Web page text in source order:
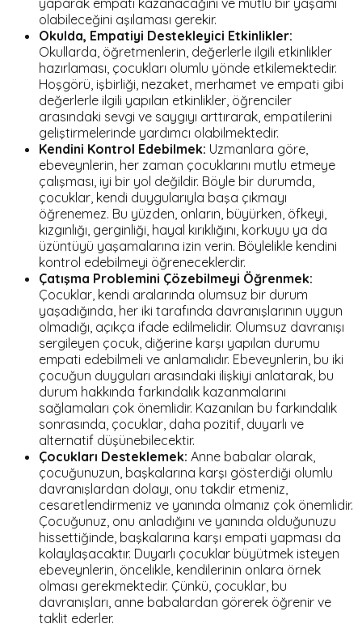
yaparak empati kazanacağını ve mutlu bir yaşamı
olabileceğini aşılaması gerekir.
Okulda, Empatiyi Destekleyici Etkinlikler:
Okullarda, öğretmenlerin, değerlerle ilgili etkinlikler
hazırlaması, çocukları olumlu yönde etkilemektedir.
Hoşgörü, işbirliği, nezaket, merhamet ve empati gibi
değerlerle ilgili yapılan etkinlikler, öğrenciler
arasındaki sevgi ve saygıyı arttırarak, empatilerini
geliştirmelerinde yardımcı olabilmektedir.
Kendini Kontrol Edebilmek: Uzmanlara göre,
ebeveynlerin, her zaman çocuklarını mutlu etmeye
çalışması, iyi bir yol değildir. Böyle bir durumda,
çocuklar, kendi duygularıyla başa çıkmayı
öğrenemez. Bu yüzden, onların, büyürken, öfkeyi,
kızgınlığı, gerginliği, hayal kırıklığını, korkuyu ya da
üzüntüyü yaşamalarına izin verin. Böylelikle kendini
kontrol edebilmeyi öğreneceklerdir.
Çatışma Problemini Çözebilmeyi Öğrenmek:
Çocuklar, kendi aralarında olumsuz bir durum
yaşadığında, her iki tarafında davranışlarının uygun
olmadığı, açıkça ifade edilmelidir. Olumsuz davranışı
sergileyen çocuk, diğerine karşı yapılan durumu
empati edebilmeli ve anlamalıdır. Ebeveynlerin, bu iki
çocuğun duyguları arasındaki ilişkiyi anlatarak, bu
durum hakkında farkındalık kazanmalarını
sağlamaları çok önemlidir. Kazanılan bu farkındalık
sonrasında, çocuklar, daha pozitif, duyarlı ve
alternatif düşünebilecektir.
Çocukları Desteklemek: Anne babalar olarak,
çocuğunuzun, başkalarına karşı gösterdiği olumlu
davranışlardan dolayı, onu takdir etmeniz,
cesaretlendirmeniz ve yanında olmanız çok önemlidir.
Çocuğunuz, onu anladığını ve yanında olduğunuzu
hissettiğinde, başkalarına karşı empati yapması da
kolaylaşacaktır. Duyarlı çocuklar büyütmek isteyen
ebeveynlerin, öncelikle, kendilerinin onlara örnek
olması gerekmektedir. Çünkü, çocuklar, bu
davranışları, anne babalardan görerek öğrenir ve
taklit ederler.